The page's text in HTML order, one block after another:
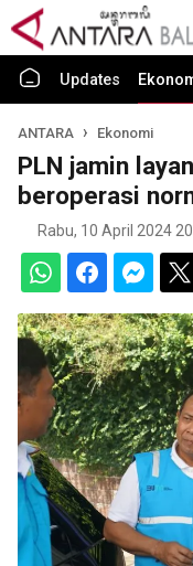
Updates
ANTARA Ekonomi
PLN jamin
beroperasi
Rabu, 10 April 2024